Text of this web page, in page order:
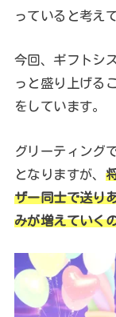
っていると考え
今回、ギフトシ
っと盛り上げる
をしています。
グリーティング
となりますが、
ザー同士で送り
みが増えていく